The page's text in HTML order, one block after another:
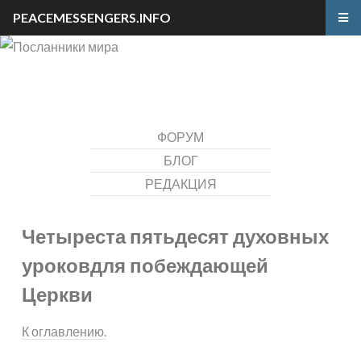
ФОРУМ
БЛОГ
РЕДАКЦИЯ
Четыреста пятьдесят духовных
уроковдля побеждающей
Церкви
К оглавлению.
PEACEMESSENGERS.INFO